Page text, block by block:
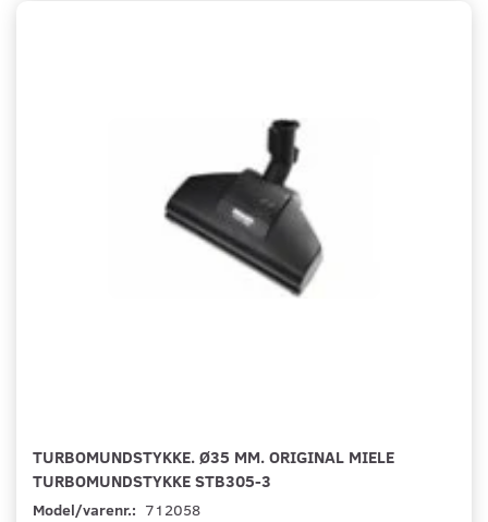
TURBOMUNDSTYKKE. Ø35 MM. ORIGINAL MIELE
TURBOMUNDSTYKKE STB305-3
Model/varenr.: 712058